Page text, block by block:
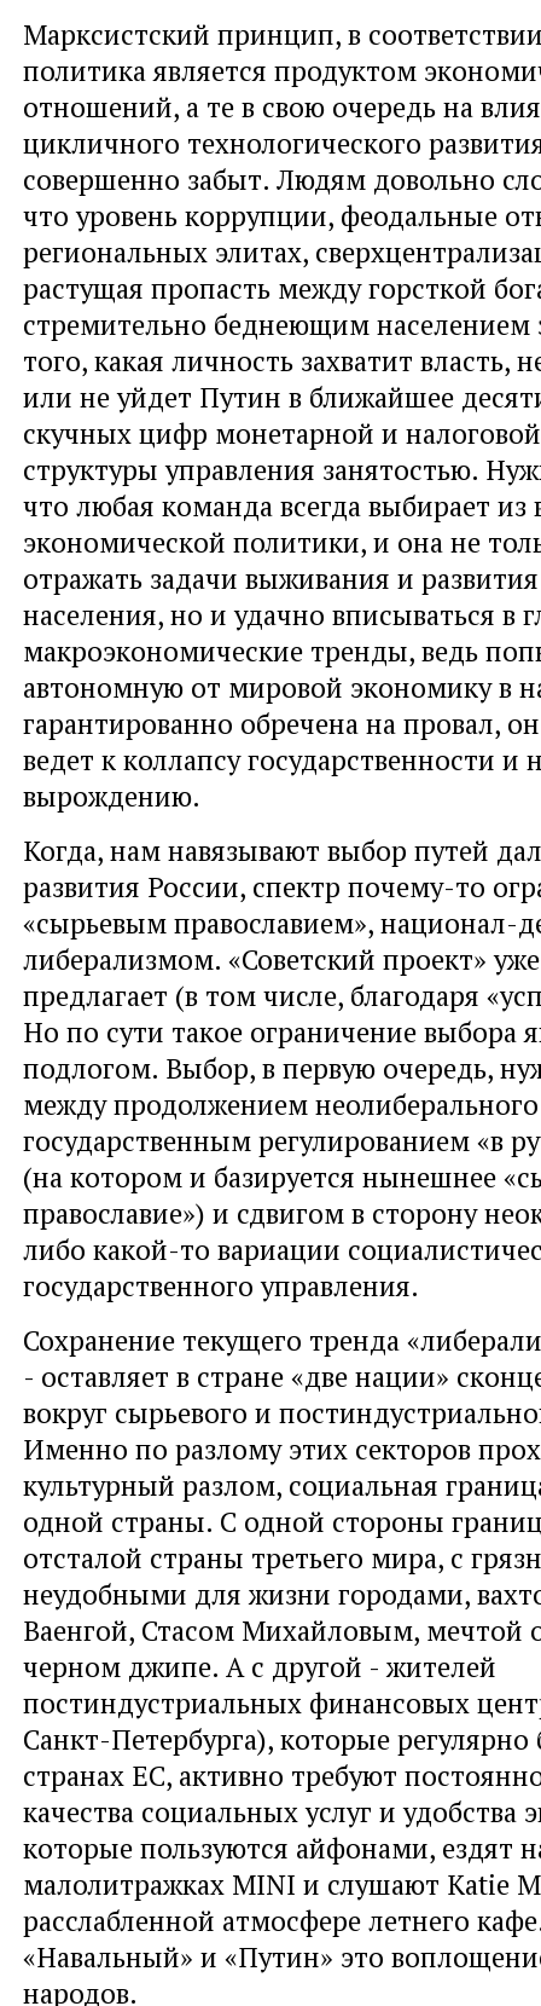
Марксистский принцип, в
политика является продуктом
отношений, а те в свою очередь на
цикличного технологического
совершенно забыт. Людям довольно
что уровень коррупции, феодальные
региональных элитах,
растущая пропасть между горсткой
стремительно беднеющим населением
того, какая личность захватит власть,
или не уйдет Путин в ближайшее
скучных цифр монетарной и
структуры управления занятостью.
что любая команда всегда выбирает из
экономической политики, и она не
отражать задачи выживания и
населения, но и удачно вписываться в
макроэкономические тренды, ведь
автономную от мировой экономику в
гарантированно обречена на провал,
ведет к коллапсу государственности
вырождению.
Когда, нам навязывают выбор путей
развития России, спектр почему-то
«сырьевым православием», национал-
либерализмом. «Советский проект»
предлагает (в том числе, благодаря
Но по сути такое ограничение выбора
подлогом. Выбор, в первую очередь,
между продолжением неолиберального
государственным регулированием «в
(на котором и базируется нынешнее
православие») и сдвигом в сторону
либо какой-то вариации
государственного управления.
Сохранение текущего тренда
- оставляет в стране «две нации»
вокруг сырьевого и
Именно по разлому этих секторов
культурный разлом, социальная
одной страны. С одной стороны
отсталой страны третьего мира, с
неудобными для жизни городами,
Ваенгой, Стасом Михайловым, мечтой
черном джипе. А с другой - жителей
постиндустриальных финансовых
Санкт-Петербурга), которые
странах ЕС, активно требуют
качества социальных услуг и удобства
которые пользуются айфонами, ездят
малолитражках MINI и слушают Katie
расслабленной атмосфере летнего
«Навальный» и «Путин» это
народов.